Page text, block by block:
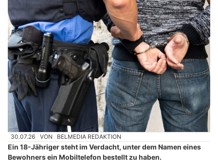
30.07.26 VON BELMEDIA REDAKTION
Ein 18-Jähriger steht im Verdacht, unter dem Namen eines
Bewohners ein Mobiltelefon bestellt zu haben.